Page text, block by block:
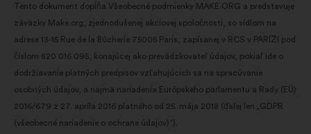
MAKE.ORG
Tento dokument dopĺňa Všeobecné podmienky MAKE.ORG a predstavuje
záväzky Make.org, zjednodušenej akciovej spoločnosti, so sídlom na
adrese 13-15 Rue de la Bûcherie 75005 Paris, zapísanej v RCS v PARÍŽI pod
číslom 820 016 095, konajúcej ako prevádzkovateľ údajov, pokiaľ ide o
dodržiavanie platných predpisov vzťahujúcich sa na spracúvanie
osobných údajov, a najmä nariadenia Európskeho parlamentu a Rady (EÚ)
2016/679 z 27. apríla 2016 platného od 25. mája 2018 (ďalej len „GDPR
(všeobecné nariadenie o ochrane údajov)“).